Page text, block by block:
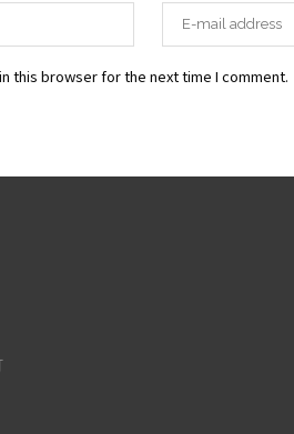
this browser for the next time I comment.